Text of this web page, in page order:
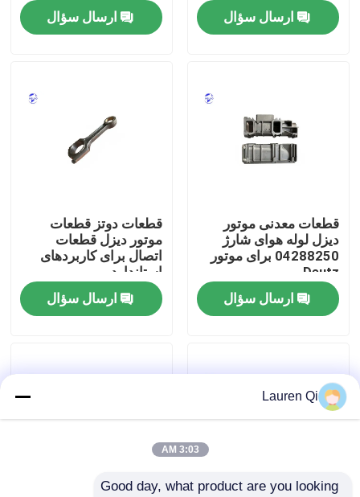
خانه
دربارهی ما
کنترل کیفیت
تماس با ما
موتور DEUTZ
موتور کامینز
ارسال سؤال
ارسال سؤال
قطعات معدنی موتور
دیزل لوله هوای شارژ
04288250 برای موتور
Deutz
ارسال سؤال
قطعات دوتز قطعات
موتور دیزل قطعات
اتصال برای کاربردهای
استاندارد
ارسال سؤال
Lauren Qi
3:03 AM
Good day, what product are you looking